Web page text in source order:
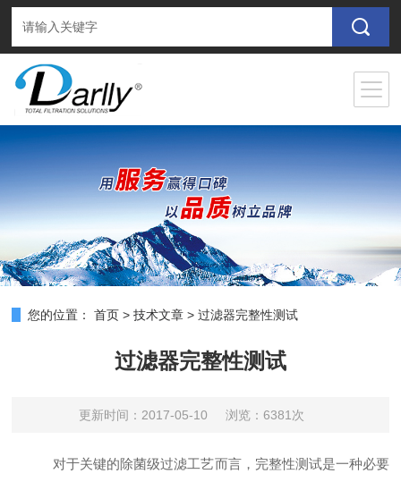
您的位置： 首页 >技术文章 >过滤器完整性测试
过滤器完整性测试
更新时间：2017-05-10 浏览：6381次
对于关键的除菌级过滤工艺而言，完整性测试是一种必要